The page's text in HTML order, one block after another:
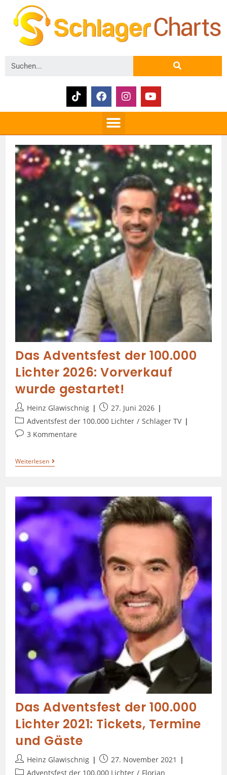
Das Adventsfest der 100.000
Lichter 2026: Vorverkauf
wurde gestartet!
Heinz Glawischnig
27. Juni 2026
Adventsfest der 100.000 Lichter / Schlager TV
3 Kommentare
Weiterlesen
Das Adventsfest der 100.000
Lichter 2021: Tickets, Termine
und Gäste
Heinz Glawischnig
27. November 2021
Adventsfest der 100.000 Lichter / Florian